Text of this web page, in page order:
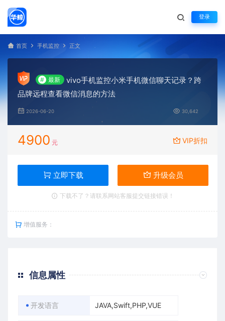
登录
首页 手机监控 正文
# 最新
vivo手机监控小米手机微信聊天记录？跨
品牌远程查看微信消息的方法
2026-06-20 30,642
4900 元 VIP折扣
立即下载 升级会员
下载不了？请联系网站客服提交链接错误！
增值服务：
信息属性
开发语言 JAVA,Swift,PHP,VUE